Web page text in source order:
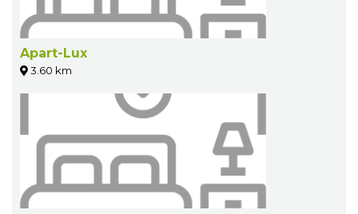
Apart-Lux
3.60 km